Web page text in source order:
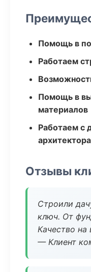
Помощь в
Работаем
Помощь в
материалов
Работаем с
Отзывы
Строили
ключ. От
Качество на
— Клиент